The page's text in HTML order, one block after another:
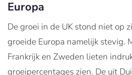
Europa
De groei in de UK stond niet op
groeide Europa namelijk stevig.
Frankrijk en Zweden lieten
groeipercentages zien. De uit